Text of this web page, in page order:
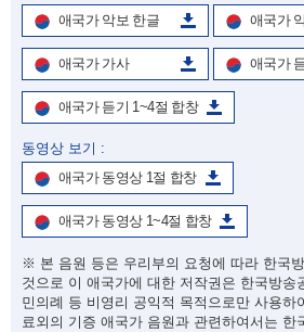
애국가 악보 한글
애국가
애국가 가사 애국가
애국가 듣기 1~4절 합창
동영상 보기 :
애국가 동영상 1절 합창
애국가 동영상 1~4절 합창
※ 본 음원 등은 우리부의 요청에 따라 한국
것으로 이 애국가에 대한 저작권은 한국방송
민의례 등 비영리 공익적 목적으로만 사용하
료외의 기증 애국가 음원과 관련하여서는 한